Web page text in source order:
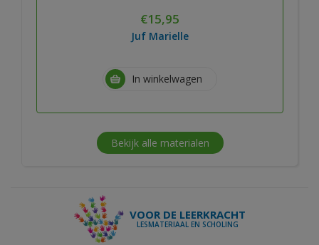
€15,95
Juf Marielle
In winkelwagen
Bekijk alle materialen
VOOR DE LEERKRACHT
LESMATERIAAL EN SCHOLING